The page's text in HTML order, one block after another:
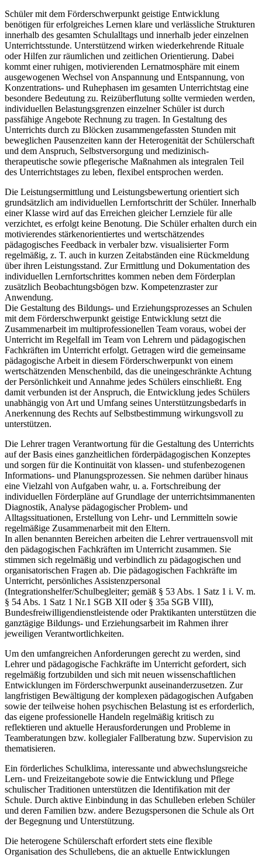
Schüler mit dem Förderschwerpunkt geistige Entwicklung
benötigen für erfolgreiches Lernen klare und verlässliche Strukturen
innerhalb des gesamten Schulalltags und innerhalb jeder einzelnen
Unterrichtsstunde. Unterstützend wirken wiederkehrende Rituale
oder Hilfen zur räumlichen und zeitlichen Orientierung. Dabei
kommt einer ruhigen, motivierenden Lernatmosphäre mit einem
ausgewogenen Wechsel von Anspannung und Entspannung, von
Konzentrations- und Ruhephasen im gesamten Unterrichtstag eine
besondere Bedeutung zu. Reizüberflutung sollte vermieden werden,
individuellen Belastungsgrenzen einzelner Schüler ist durch
passfähige Angebote Rechnung zu tragen. In Gestaltung des
Unterrichts durch zu Blöcken zusammengefassten Stunden mit
beweglichen Pausenzeiten kann der Heterogenität der Schülerschaft
und dem Anspruch, Selbstversorgung und medizinisch-
therapeutische sowie pflegerische Maßnahmen als integralen Teil
des Unterrichtstages zu leben, flexibel entsprochen werden.
Die Leistungsermittlung und Leistungsbewertung orientiert sich
grundsätzlich am individuellen Lernfortschritt der Schüler. Innerhalb
einer Klasse wird auf das Erreichen gleicher Lernziele für alle
verzichtet, es erfolgt keine Benotung. Die Schüler erhalten durch ein
motivierendes stärkenorientiertes und wertschätzendes
pädagogisches Feedback in verbaler bzw. visualisierter Form
regelmäßig, z. T. auch in kurzen Zeitabständen eine Rückmeldung
über ihren Leistungsstand. Zur Ermittlung und Dokumentation des
individuellen Lernfortschrittes kommen neben dem Förderplan
zusätzlich Beobachtungsbögen bzw. Kompetenzraster zur
Anwendung.
Die Gestaltung des Bildungs- und Erziehungsprozesses an Schulen
mit dem Förderschwerpunkt geistige Entwicklung setzt die
Zusammenarbeit im multiprofessionellen Team voraus, wobei der
Unterricht im Regelfall im Team von Lehrern und pädagogischen
Fachkräften im Unterricht erfolgt. Getragen wird die gemeinsame
pädagogische Arbeit in diesem Förderschwerpunkt von einem
wertschätzenden Menschenbild, das die uneingeschränkte Achtung
der Persönlichkeit und Annahme jedes Schülers einschließt. Eng
damit verbunden ist der Anspruch, die Entwicklung jedes Schülers
unabhängig von Art und Umfang seines Unterstützungsbedarfs in
Anerkennung des Rechts auf Selbstbestimmung wirkungsvoll zu
unterstützen.
Die Lehrer tragen Verantwortung für die Gestaltung des Unterrichts
auf der Basis eines ganzheitlichen förderpädagogischen Konzeptes
und sorgen für die Kontinuität von klassen- und stufenbezogenen
Informations- und Planungsprozessen. Sie nehmen darüber hinaus
eine Vielzahl von Aufgaben wahr, u. a. Fortschreibung der
individuellen Förderpläne auf Grundlage der unterrichtsimmanenten
Diagnostik, Analyse pädagogischer Problem- und
Alltagssituationen, Erstellung von Lehr- und Lernmitteln sowie
regelmäßige Zusammenarbeit mit den Eltern.
In allen benannten Bereichen arbeiten die Lehrer vertrauensvoll mit
den pädagogischen Fachkräften im Unterricht zusammen. Sie
stimmen sich regelmäßig und verbindlich zu pädagogischen und
organisatorischen Fragen ab. Die pädagogischen Fachkräfte im
Unterricht, persönliches Assistenzpersonal
(Integrationshelfer/Schulbegleiter; gemäß § 53 Abs. 1 Satz 1 i. V. m.
§ 54 Abs. 1 Satz 1 Nr.1 SGB XII oder § 35a SGB VIII),
Bundesfreiwilligendienstleistende oder Praktikanten unterstützen die
ganztägige Bildungs- und Erziehungsarbeit im Rahmen ihrer
jeweiligen Verantwortlichkeiten.
Um den umfangreichen Anforderungen gerecht zu werden, sind
Lehrer und pädagogische Fachkräfte im Unterricht gefordert, sich
regelmäßig fortzubilden und sich mit neuen wissenschaftlichen
Entwicklungen im Förderschwerpunkt auseinanderzusetzen. Zur
langfristigen Bewältigung der komplexen pädagogischen Aufgaben
sowie der teilweise hohen psychischen Belastung ist es erforderlich,
das eigene professionelle Handeln regelmäßig kritisch zu
reflektieren und aktuelle Herausforderungen und Probleme in
Teamberatungen bzw. kollegialer Fallberatung bzw. Supervision zu
thematisieren.
Ein förderliches Schulklima, interessante und abwechslungsreiche
Lern- und Freizeitangebote sowie die Entwicklung und Pflege
schulischer Traditionen unterstützen die Identifikation mit der
Schule. Durch aktive Einbindung in das Schulleben erleben Schüler
und deren Familien bzw. andere Bezugspersonen die Schule als Ort
der Begegnung und Unterstützung.
Die heterogene Schülerschaft erfordert stets eine flexible
Organisation des Schullebens, die an aktuelle Entwicklungen